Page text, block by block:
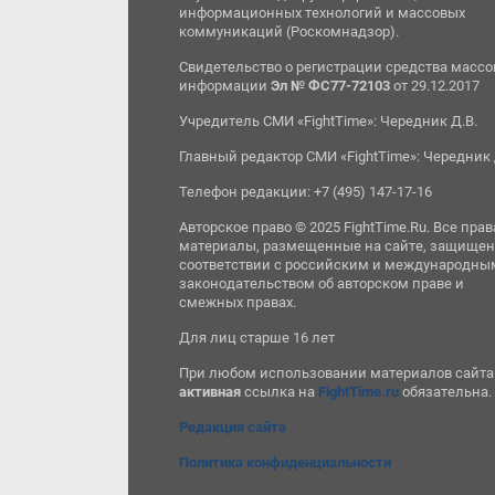
информационных технологий и массовых
коммуникаций (Роскомнадзор).
Свидетельство о регистрации средства
информацииЭл № ФС77-72103 от 29.12.2017
Учредитель СМИ «FightTime»: Чередник Д.В.
Главный редактор СМИ «FightTime»: Чередник
Телефон редакции: +7 (495) 147-17-16
Авторское право © 2025 FightTime.Ru. Все
материалы, размещенные на сайте,
соответствии с российским и
законодательством об авторском праве и
смежных правах.
Для лиц старше 16 лет
При любом использовании материалов сайта
активная ссылка на FightTime.ru обязательна.
Редакция сайта
Политика конфиденциальности